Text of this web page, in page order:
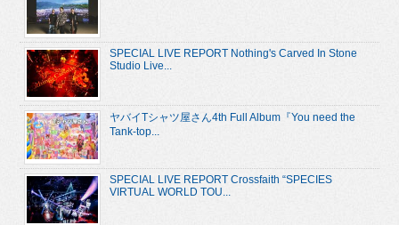
SPECIAL LIVE REPORT Nothing's Carved In Stone
Studio Live...
ヤバイTシャツ屋さん4th Full Album『You need the
Tank-top...
SPECIAL LIVE REPORT Crossfaith “SPECIES
VIRTUAL WORLD TOU...